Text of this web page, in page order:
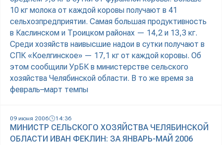
10 кг молока от каждой коровы получают в 41
сельхозпредприятии. Самая большая продуктивность
в Каслинском и Троицком районах — 14,2 и 13,3 кг.
Среди хозяйств наивысшие надои в сутки получают в
СПК «Коелгинское» — 17,1 кг от каждой коровы. Об
этом сообщили УрБК в министерстве сельского
хозяйства Челябинской области. В то же время за
февраль–март темпы
09 июня 2006 14:36
МИНИСТР СЕЛЬСКОГО ХОЗЯЙСТВА ЧЕЛЯБИНСКОЙ
ОБЛАСТИ ИВАН ФЕКЛИН: ЗА ЯНВАРЬ-МАЙ 2006